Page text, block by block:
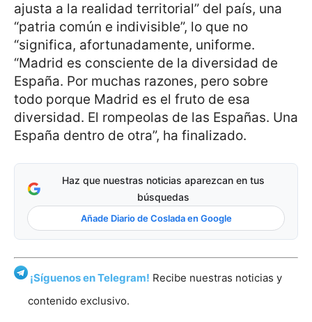
ajusta a la realidad territorial” del país, una
“patria común e indivisible”, lo que no
“significa, afortunadamente, uniforme.
“Madrid es consciente de la diversidad de
España. Por muchas razones, pero sobre
todo porque Madrid es el fruto de esa
diversidad. El rompeolas de las Españas. Una
España dentro de otra”, ha finalizado.
Haz que nuestras noticias aparezcan en tus
búsquedas
Añade Diario de Coslada en Google
¡Síguenos en Telegram! Recibe nuestras noticias y
contenido exclusivo.